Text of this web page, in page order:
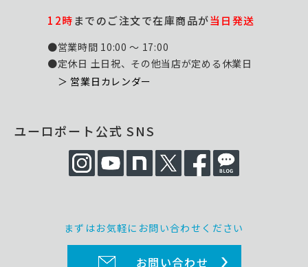
12時までのご注文で在庫商品が当日発送
●営業時間 10:00 ～ 17:00
●定休日 土日祝、その他当店が定める休業日
＞ 営業日カレンダー
ユーロポート公式 SNS
まずはお気軽にお問い合わせください
お問い合わせ